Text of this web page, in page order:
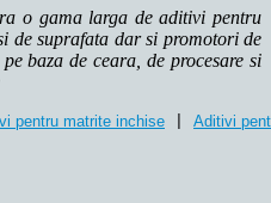
o gama larga de aditivi pentru
de suprafata dar si promotori de
baza de ceara, de procesare si
pentru matrite inchise Aditivi